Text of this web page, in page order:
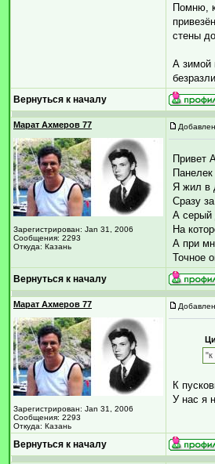
Помню,
стены
А зимой
Вернуться к началу
Марат Ахмеров 77
Зарегистрирован: Jan 31, 2006
Сообщения: 2293
Откуда: Казань
Привет
Я жил в
Сразу
А серый
На
А при
Точное
Вернуться к началу
Марат Ахмеров 77
Зарегистрирован: Jan 31, 2006
Сообщения: 2293
Откуда: Казань
"к
К
У нас я
Вернуться к началу